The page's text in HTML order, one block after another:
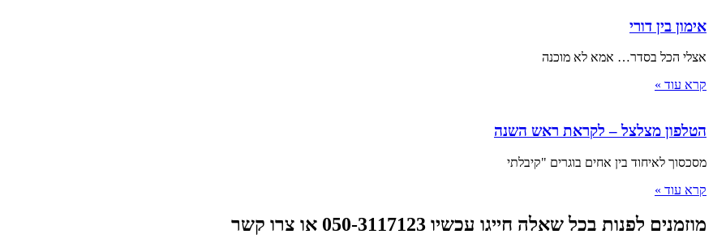
אימון בין דורי
אצלי הכל בסדר… אמא לא מוכנה
קרא עוד »
הטלפון מצלצל – לקראת ראש השנה
מסכסוך לאיחוד בין אחים בוגרים "קיבלתי
קרא עוד »
מוזמנים לפנות בכל שאלה חייגו עכשיו 050-3117123 או צרו קשר